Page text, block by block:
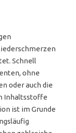
Schnell
ohne
oder auch die
Inhaltsstoffe
ist im Grunde